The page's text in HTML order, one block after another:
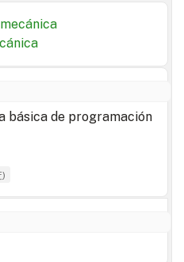
básica de programación
)